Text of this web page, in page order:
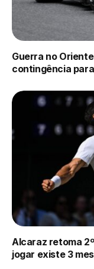
Guerra no
contingência
Alcaraz retoma
jogar existe 3